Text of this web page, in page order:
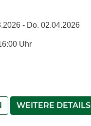
- Do. 02.04.2026
Uhr
WEITERE DETAILS